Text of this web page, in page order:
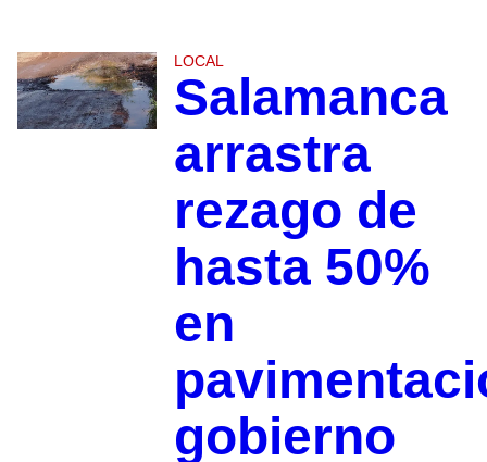
LOCAL
Salamanca
arrastra
rezago de
hasta 50%
en
gobierno